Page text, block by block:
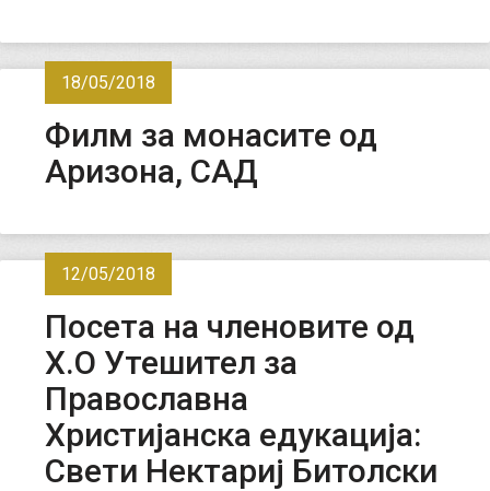
18/05/2018
Филм за монасите од
Аризона, САД
12/05/2018
Посета на членовите од
Х.О Утешител за
Православна
Христијанска едукација:
Свети Нектариј Битолски